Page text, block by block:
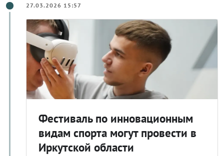
27.03.2026 15:57
Фестиваль по инновационным
видам спорта могут провести в
Иркутской области